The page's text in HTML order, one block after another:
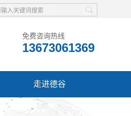
免费咨询热线
13673061369
走进德谷